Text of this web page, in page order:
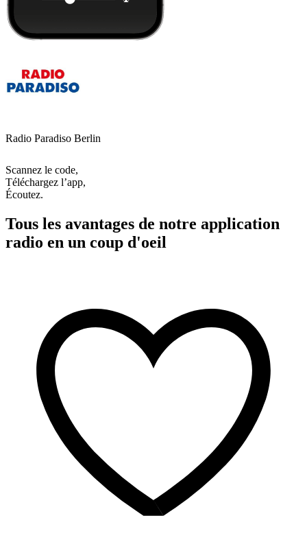
Radio Paradiso Berlin
Scannez le code,
Téléchargez l’app,
Écoutez.
Tous les avantages de notre application
radio en un coup d'oeil